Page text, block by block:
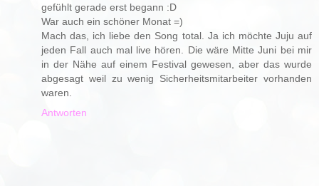
gefühlt gerade erst begann :D
War auch ein schöner Monat =)
Mach das, ich liebe den Song total. Ja ich möchte Juju auf
jeden Fall auch mal live hören. Die wäre Mitte Juni bei mir
in der Nähe auf einem Festival gewesen, aber das wurde
abgesagt weil zu wenig Sicherheitsmitarbeiter vorhanden
waren.
Antworten